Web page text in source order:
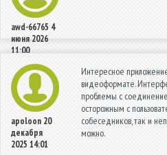
awd-66765 4
июня 2026
11:00
apoloon 20
декабря
2025 14:01
Интересное
видеоформате.
проблемы с
осторожным с
собеседников, так и
можно.